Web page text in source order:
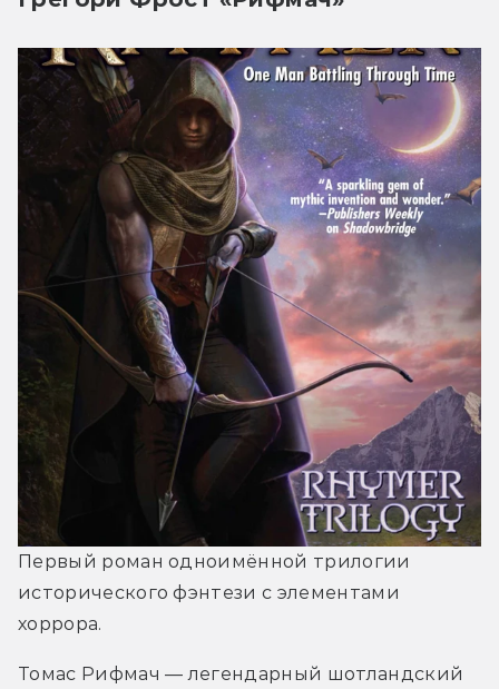
Первый роман одноимённой трилогии
исторического фэнтези с элементами
хоррора.
Томас Рифмач ― легендарный шотландский